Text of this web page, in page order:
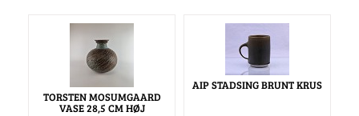
TORSTEN MOSUMGAARD
VASE 28,5 CM HØJ
AIP STADSING BRUNT KRUS